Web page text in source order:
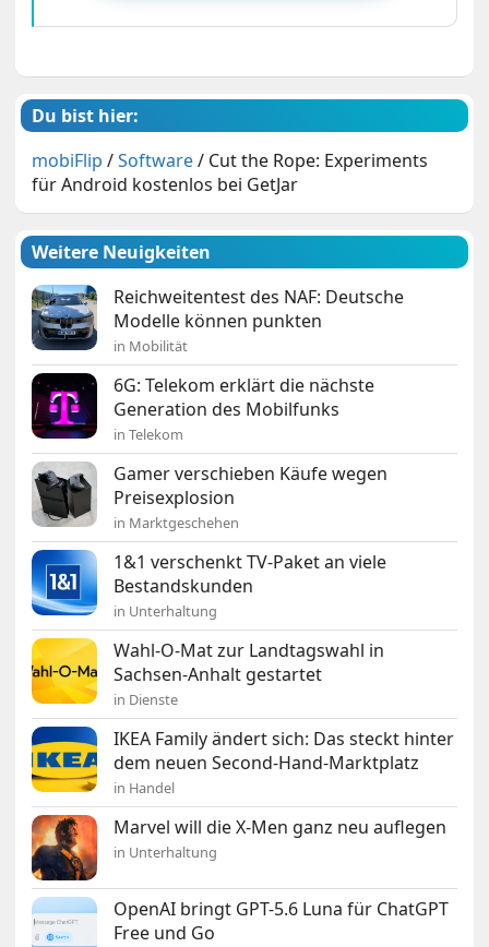
Du bist hier:
mobiFlip /Software/ Cut the Rope: Experiments
für Android kostenlos bei GetJar
Weitere Neuigkeiten
Reichweitentest des NAF: Deutsche
Modelle können punkten
in Mobilität
6G: Telekom erklärt die nächste
Generation des Mobilfunks
in Telekom
Gamer verschieben Käufe wegen
Preisexplosion
in Marktgeschehen
1&1 verschenkt TV-Paket an viele
Bestandskunden
in Unterhaltung
Wahl-O-Mat zur Landtagswahl in
Sachsen-Anhalt gestartet
in Dienste
IKEA Family ändert sich: Das steckt hinter
dem neuen Second-Hand-Marktplatz
in Handel
Marvel will die X-Men ganz neu auflegen
in Unterhaltung
OpenAI bringt GPT-5.6 Luna für ChatGPT
Free und Go